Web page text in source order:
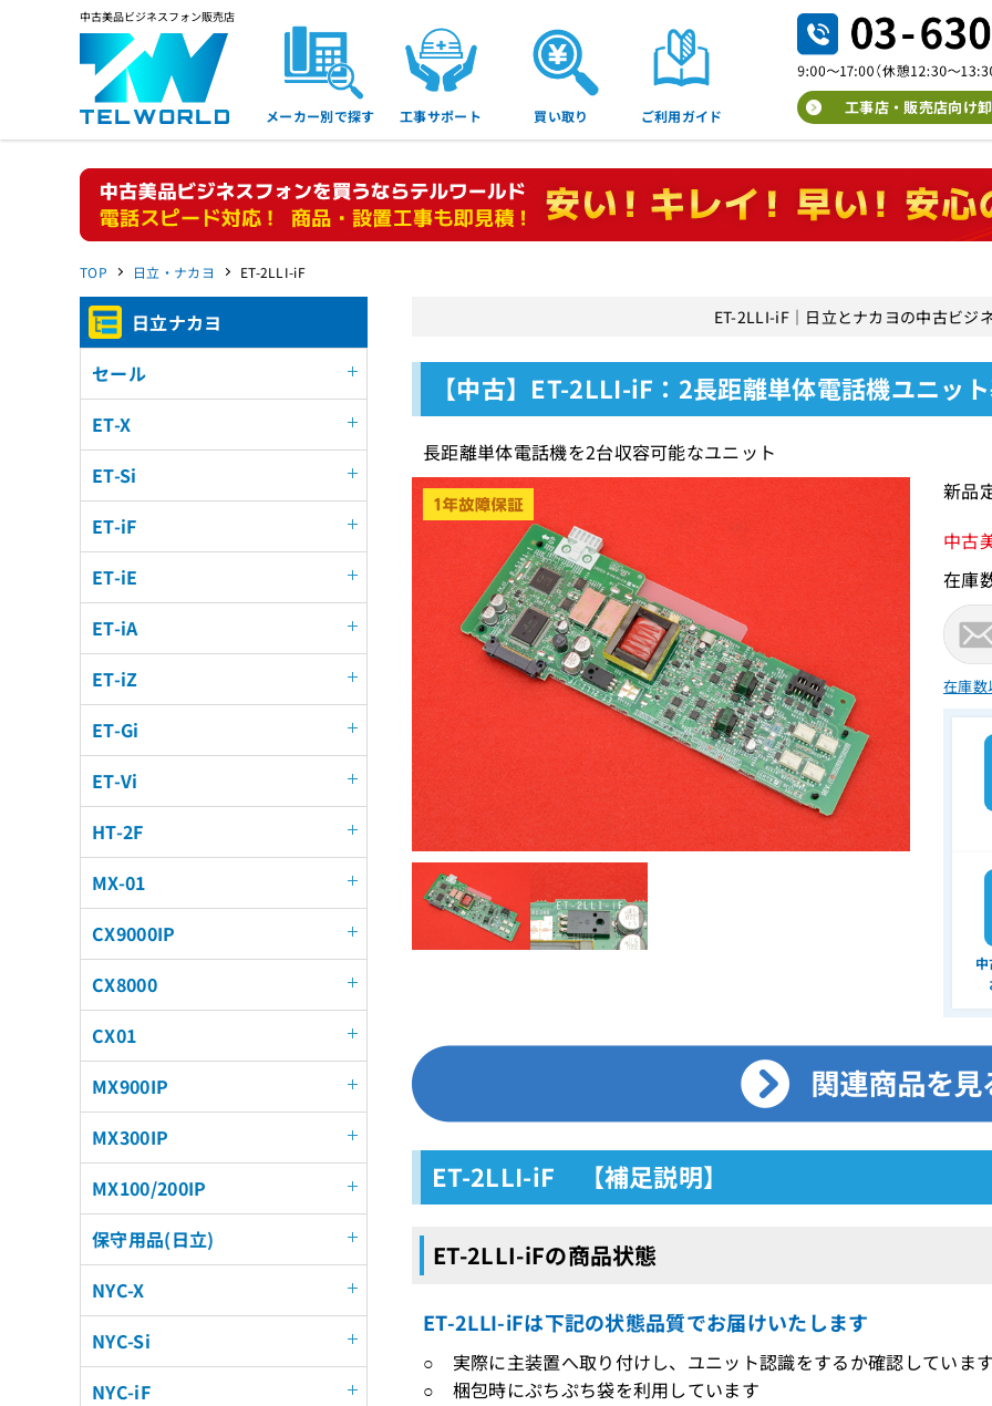
中古美品ビジネスフォン販売店
メーカー別で探す 工事サポート 買い取り ご利用ガイド 工事店・販売店向け
TOP 日立・ナカヨ ET-2LLI-iF
ET-2LLI-iF｜日立とナカヨの中古ビジ
【中古】ET-2LLI-iF：2長距離単体電話機ユニッ
長距離単体電話機を2台収容可能なユニット
新品
中古
在庫
在庫数
ET-2LLI-iF 【補足説明】
ET-2LLI-iFの商品状態
ET-2LLI-iFは下記の状態品質でお届けいたします
○ 実際に主装置へ取り付けし、ユニット認識をするか確認していま
○ 梱包時にぷちぷち袋を利用しています
日立ナカヨ
セール
ET-X
ET-Si
ET-iF
ET-iE
ET-iA
ET-iZ
ET-Gi
ET-Vi
HT-2F
MX-01
CX9000IP
CX8000
CX01
MX900IP
MX300IP
MX100/200IP
保守用品(日立)
NYC-X
NYC-Si
NYC-iF